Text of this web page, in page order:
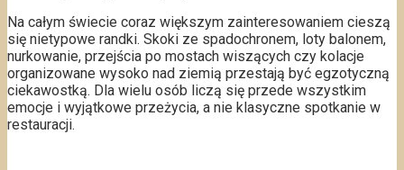
Na całym świecie coraz większym zainteresowaniem cieszą
się nietypowe randki. Skoki ze spadochronem, loty balonem,
nurkowanie, przejścia po mostach wiszących czy kolacje
organizowane wysoko nad ziemią przestają być egzotyczną
ciekawostką. Dla wielu osób liczą się przede wszystkim
emocje i wyjątkowe przeżycia, a nie klasyczne spotkanie w
restauracji.